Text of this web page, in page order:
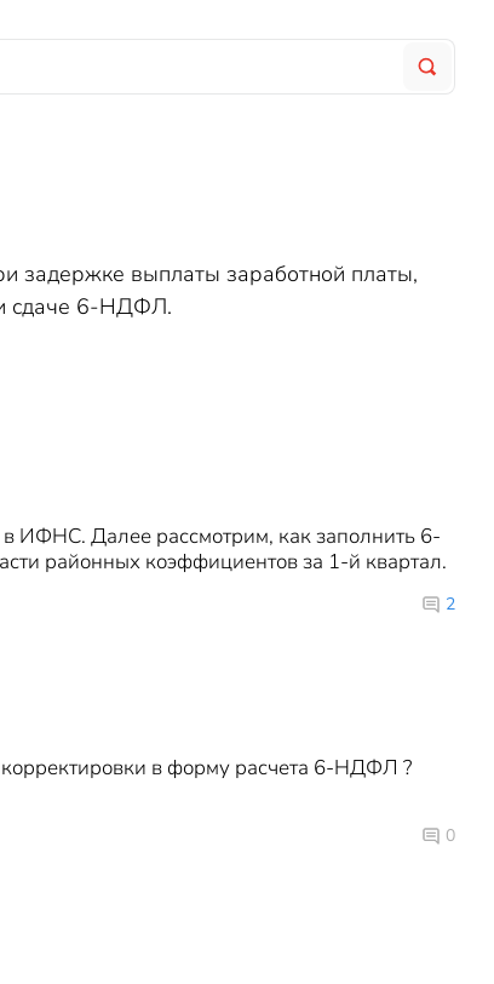
выплаты заработной платы,
сдаче 6-НДФЛ.
ИФНС. Далее рассмотрим, как заполнить 6-
районных коэффициентов за 1-й квартал.
2
в форму расчета 6-НДФЛ ?
0